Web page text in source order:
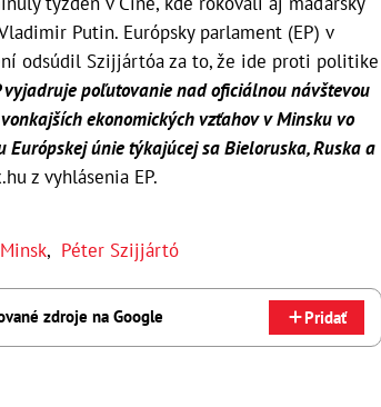
Putin. Európsky parlament (EP) v
odsúdil Szijjártóa za to, že ide proti politike
vyjadruje poľutovanie nad oficiálnou návštevou
ekonomických vzťahov v Minsku vo
únie týkajúcej sa Bieloruska, Ruska a
z vyhlásenia EP.
Minsk, Péter Szijjártó
zdroje na Google Pridať